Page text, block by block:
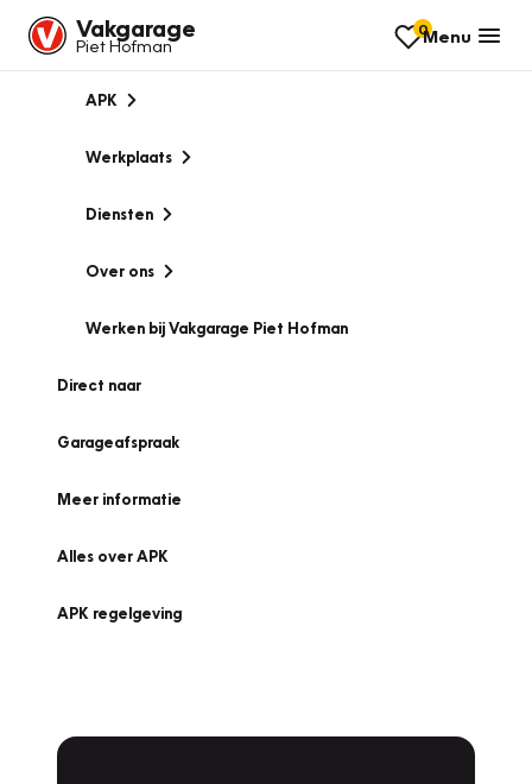
Vakgarage
Piet Hofman
0Menu
APK
Werkplaats
Diensten
Over ons
Werken bij Vakgarage Piet Hofman
Direct naar
Garageafspraak
Meer informatie
Alles over APK
APK regelgeving